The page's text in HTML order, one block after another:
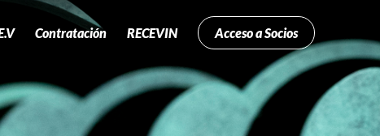
Contratación RECEVIN Acceso a Socios